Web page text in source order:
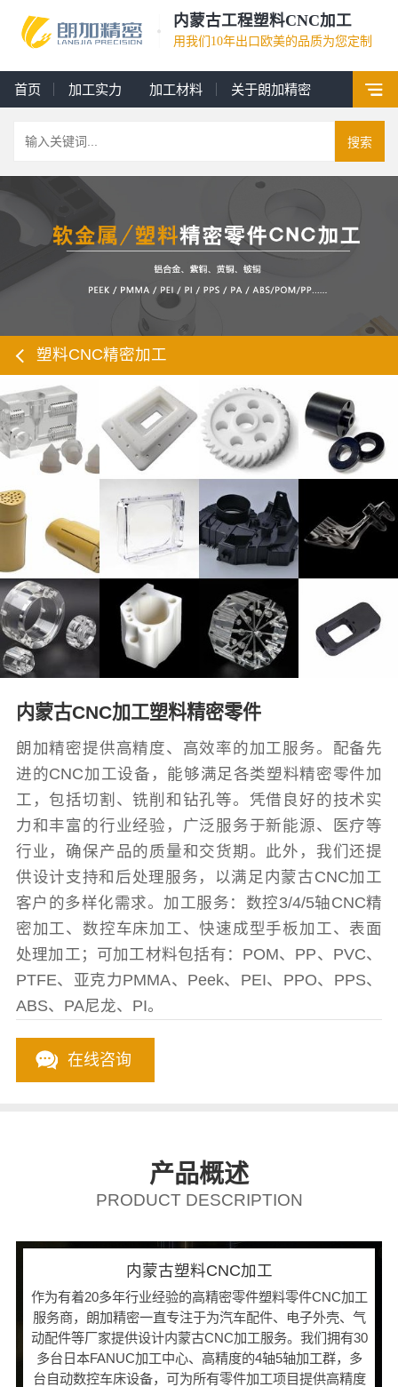
内蒙古工程塑料CNC加工
用我们10年出口欧美的品质为您定制
首页 加工实力 加工材料 关于朗加精密
搜索
塑料CNC精密加工
内蒙古CNC加工塑料精密零件
朗加精密提供高精度、高效率的加工服务。配备先
进的CNC加工设备，能够满足各类塑料精密零件加
工，包括切割、铣削和钻孔等。凭借良好的技术实
力和丰富的行业经验，广泛服务于新能源、医疗等
行业，确保产品的质量和交货期。此外，我们还提
供设计支持和后处理服务，以满足内蒙古CNC加工
客户的多样化需求。加工服务：数控3/4/5轴CNC精
密加工、数控车床加工、快速成型手板加工、表面
处理加工；可加工材料包括有：POM、PP、PVC、
PTFE、亚克力PMMA、Peek、PEI、PPO、PPS、
ABS、PA尼龙、PI。
在线咨询
产品概述
PRODUCT DESCRIPTION
内蒙古塑料CNC加工
作为有着20多年行业经验的高精密零件塑料零件CNC加工
服务商，朗加精密一直专注于为汽车配件、电子外壳、气
动配件等厂家提供设计内蒙古CNC加工服务。我们拥有30
多台日本FANUC加工中心、高精度的4轴5轴加工群，多
台自动数控车床设备，可为所有零件加工项目提供高精度